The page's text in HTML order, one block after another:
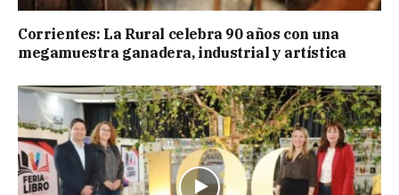
Corrientes: La Rural celebra 90 años con una
megamuestra ganadera, industrial y artística